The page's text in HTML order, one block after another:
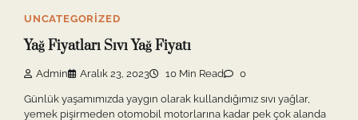
UNCATEGORIZED
Yağ Fiyatları Sıvı Yağ Fiyatı
Admin Aralık 23, 2023 10 Min Read 0
Günlük yaşamımızda yaygın olarak kullandığımız sıvı yağlar,
yemek pişirmeden otomobil motorlarına kadar pek çok alanda